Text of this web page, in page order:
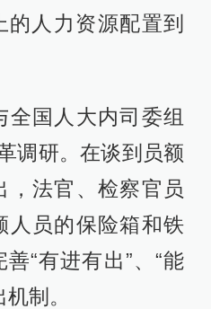
的人力资源配置到
全国人大内司委组
调研。在谈到员额
，法官、检察官员
人员的保险箱和铁
“有进有出”、“能
制。